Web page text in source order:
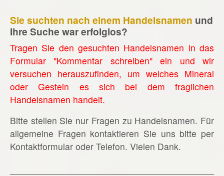
Sie suchten nach einem Handelsnamen und
Ihre Suche war erfolglos?
Tragen Sie den gesuchten Handelsnamen in das
Formular "Kommentar schreiben" ein und wir
versuchen herauszufinden, um welches Mineral
oder Gestein es sich bei dem fraglichen
Handelsnamen handelt.
Bitte stellen Sie nur Fragen zu Handelsnamen. Für
allgemeine Fragen kontaktieren Sie uns bitte per
Kontaktformular oder Telefon. Vielen Dank.